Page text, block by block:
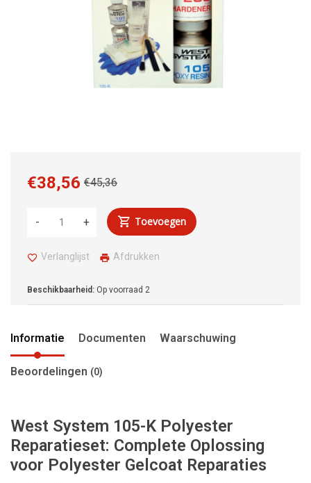
€45,36
€38,56
+
- Toevoegen
Verlanglijst Afdrukken
Beschikbaarheid: Op voorraad 2
Informatie Documenten Waarschuwing
Beoordelingen (0)
West System 105-K Polyester
Reparatieset: Complete Oplossing
voor Polyester Gelcoat Reparaties